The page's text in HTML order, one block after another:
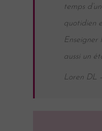
temps
quotidien
Enseigner
aussi un
Loren DL –